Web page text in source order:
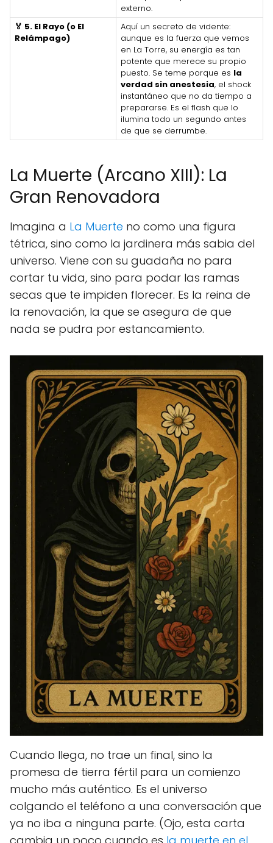
externo.
🏅 5. El Rayo (o El
Relámpago)
Aquí un secreto de vidente:
aunque es la fuerza que vemos
en La Torre, su energía es tan
potente que merece su propio
puesto. Se teme porque es la
verdad sin anestesia, el shock
instantáneo que no da tiempo a
prepararse. Es el flash que lo
ilumina todo un segundo antes
de que se derrumbe.
La Muerte (Arcano XIII): La
Gran Renovadora
Imagina a La Muerte no como una figura
tétrica, sino como la jardinera más sabia del
universo. Viene con su guadaña no para
cortar tu vida, sino para podar las ramas
secas que te impiden florecer. Es la reina de
la renovación, la que se asegura de que
nada se pudra por estancamiento.
Cuando llega, no trae un final, sino la
promesa de tierra fértil para un comienzo
mucho más auténtico. Es el universo
colgando el teléfono a una conversación que
ya no iba a ninguna parte. (Ojo, esta carta